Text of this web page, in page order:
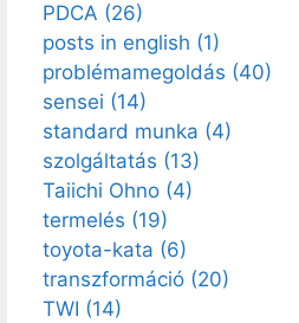
PDCA (26)
posts in english (1)
problémamegoldás (40)
sensei (14)
standard munka (4)
szolgáltatás (13)
Taiichi Ohno (4)
termelés (19)
toyota-kata (6)
transzformáció (20)
TWI (14)